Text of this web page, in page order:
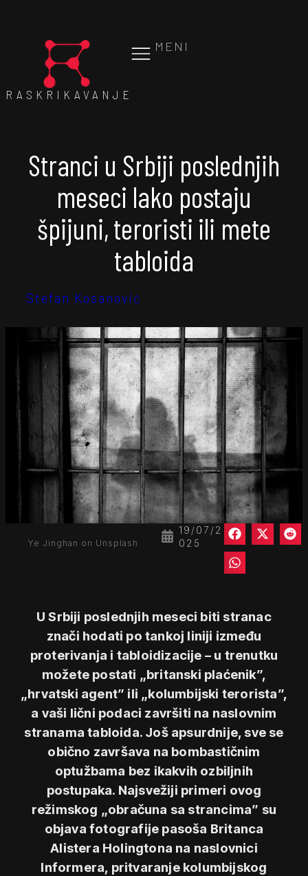
MENI
RASKRIKAVANJE
Stranci u Srbiji poslednjih
meseci lako postaju
špijuni, teroristi ili mete
tabloida
Stefan Kosanović
19/07/2
025
Ye Jinghan on Unsplash
U Srbiji poslednjih meseci biti stranac
znači hodati po tankoj liniji između
proterivanja i tabloidizacije – u trenutku
možete postati „britanski plaćenik”,
„hrvatski agent” ili „kolumbijski terorista”,
a vaši lični podaci završiti na naslovnim
stranama tabloida. Još apsurdnije, sve se
obično završava na bombastičnim
optužbama bez ikakvih ozbiljnih
postupaka. Najsvežiji primeri ovog
režimskog „obračuna sa strancima” su
objava fotografije pasoša Britanca
Alistera Holingtona na naslovnici
Informera, pritvaranje kolumbijskog